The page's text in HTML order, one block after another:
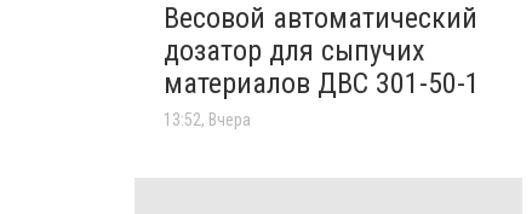
Весовой автоматический
дозатор для сыпучих
материалов ДВС 301-50-1
13:52, Вчера